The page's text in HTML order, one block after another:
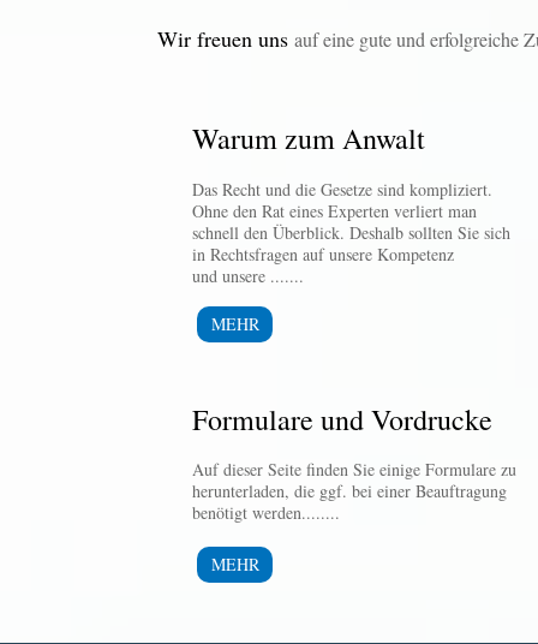
Wir freuen uns auf eine gute und erfolgreiche
Warum zum Anwalt
Das Recht und die Gesetze sind kompliziert.
Ohne den Rat eines Experten verliert man
schnell den Überblick. Deshalb sollten Sie sich
in Rechtsfragen auf unsere Kompetenz
und unsere .......
MEHR
Formulare und Vordrucke
Auf dieser Seite finden Sie einige Formulare zu
herunterladen, die ggf. bei einer Beauftragung
benötigt werden........
MEHR